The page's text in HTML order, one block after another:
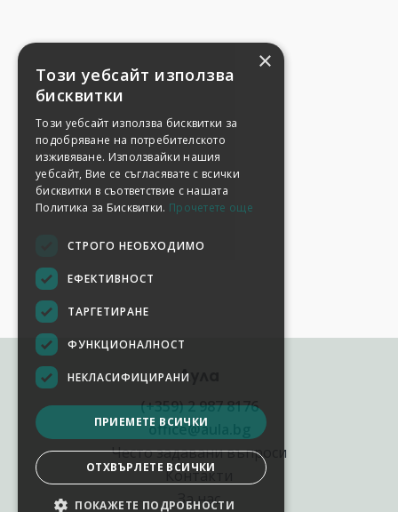
Аула
(+359) 2 987 8176
office@aula.bg
Често задавани въпроси
Контакти
За нас
×
Този уебсайт използва
бисквитки
Този уебсайт използва бисквитки за
подобряване на потребителското
изживяване. Използвайки нашия
уебсайт, Вие се съгласявате с всички
бисквитки в съответствие с нашата
Политика за Бисквитки. Прочетете още
СТРОГО НЕОБХОДИМО
ЕФЕКТИВНОСТ
ТАРГЕТИРАНЕ
ФУНКЦИОНАЛНОСТ
НЕКЛАСИФИЦИРАНИ
ПРИЕМЕТЕ ВСИЧКИ
ОТХВЪРЛЕТЕ ВСИЧКИ
ПОКАЖЕТЕ ПОДРОБНОСТИ